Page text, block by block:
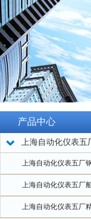
产品中心
上海自动化仪表五
上海自动化仪表五厂
上海自动化仪表五厂
上海自动化仪表五厂